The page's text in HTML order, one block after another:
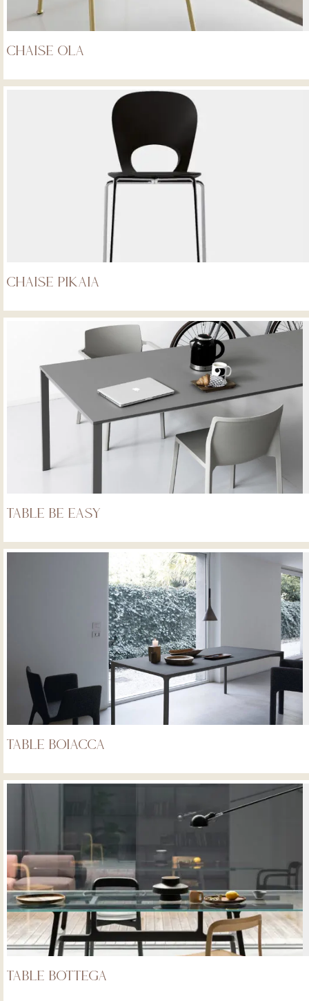
Chaise Ola
Chaise Pikaia
Table Be easy
Table Boiacca
Table Bottega